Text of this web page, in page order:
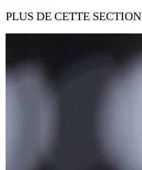
PLUS DE CETTE SECTION